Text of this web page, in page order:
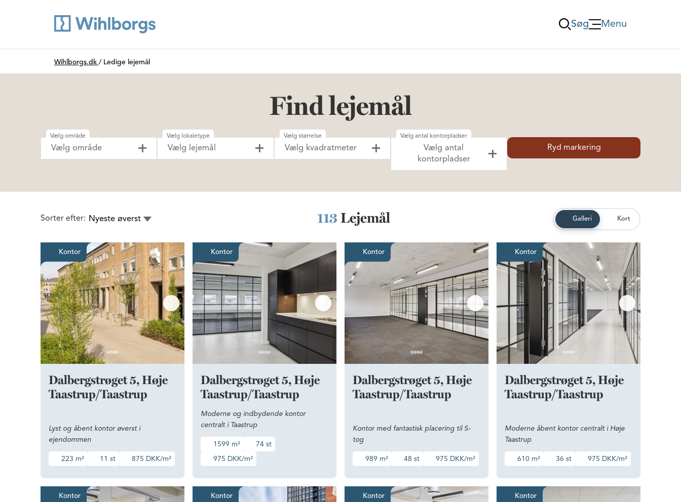
Søg
Öppna Menu
Menu
Du är här:
Wihlborgs.dk / Ledige lejemål
Find lejemål
Vælg område
Vælg område
Vælg lokaletype
Vælg lejemål
Vælg størrelse
Vælg kvadratmeter
Vælg antal kontorpladser
Vælg antal
kontorpladser
Ryd markering
Sorter efter: Nyeste øverst 113 Lejemål Galleri Kort
Lyst og åbent kontor øverst i ejendommen
Kontor
Dalbergstrøget 5, Høje
Taastrup/Taastrup
Lyst og åbent kontor øverst i
ejendommen
223 m² 11 st 875 DKK/m²
Moderne og indbydende kontor centralt i Taastrup
Kontor
Dalbergstrøget 5, Høje
Taastrup/Taastrup
Moderne og indbydende kontor
centralt i Taastrup
1599 m² 74 st
975 DKK/m²
Kontor med fantastisk placering til S-tog
Kontor
Dalbergstrøget 5, Høje
Taastrup/Taastrup
Kontor med fantastisk placering til S-
tog
989 m² 48 st 975 DKK/m²
Moderne åbent kontor
Kontor
Dalbergstrøget 5, Høje
Taastrup/Taastrup
Moderne åbent kontor centralt i Høje
Taastrup
610 m² 36 st 975 DKK/m²
Nyrenoveret multibrugerhus med gode adgangsforhold
Kontor Kontor med fantastisk lokation i Carlsberg Byen
Kontor Moderne og stilfuldt kontor i rolige omgivelser på Østerbro
Kontor Fleksible løsninger i et lyst
Kontor